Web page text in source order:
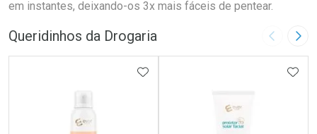
em instantes, deixando-os 3x mais fáceis de pentear.
Queridinhos da Drogaria Imagem
ADICIONAR AOS FAVORITOS